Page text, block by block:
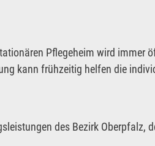
Pflegeheim wird immer
kann frühzeitig helfen die
des Bezirk Oberpfalz,